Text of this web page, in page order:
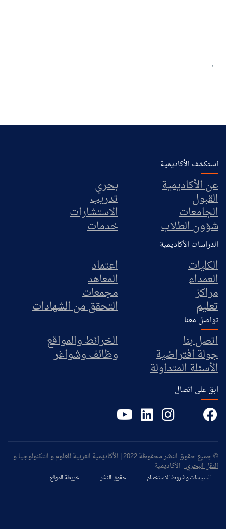
,
استكشف الأكاديمية
عن الأكاديمية بحري
القبول تدريب
الجامعات الاستشارات
شؤون الطلاب خدمات
الدراسات الأكاديمية
الكليات اعتماد
العمداء المعاهد
مراكز مجمعات
تعليم التحقق من الشهادات
تواصل معنا
اتصل بنا الخرائط والمواقع
جولة افتراضية وظائف وشواغر
الأسئلة المتداولة
ابق على اتصال
© جميع حقوق النشر محفوظة 2022 | الأكاديمية العربية للعلوم و التكنولوجيا و
النقل البحري- الأكاديمية
السياسات وشروط الاستخدام حقوق النشر خريطة الموقع